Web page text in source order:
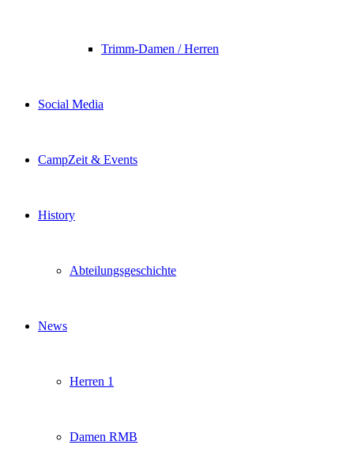
Trimm-Damen / Herren
Social Media
CampZeit & Events
History
Abteilungsgeschichte
News
Herren 1
Damen RMB